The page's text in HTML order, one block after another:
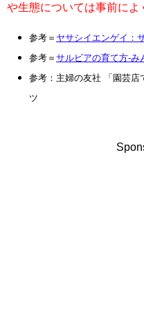
や生態については事前によ
参考＝ ヤサシイエンゲイ：
参考＝ サルビアの育て方-み
参考：主婦の友社 「園芸店
ツ